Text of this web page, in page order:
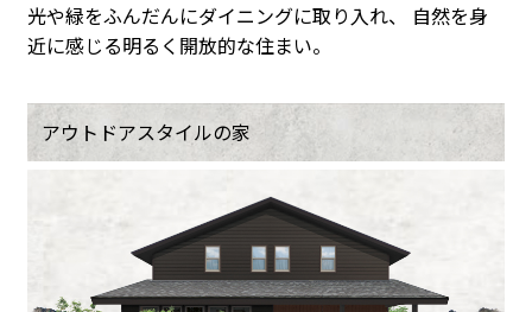
光や緑をふんだんにダイニングに取り入れ、 自然を身
近に感じる明るく開放的な住まい。
アウトドアスタイルの家